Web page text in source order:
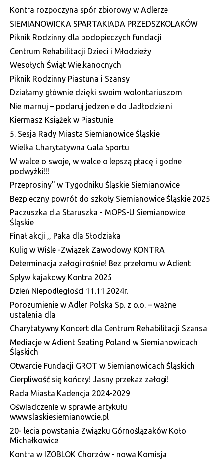
Kontra rozpoczyna spór zbiorowy w Adlerze
SIEMIANOWICKA SPARTAKIADA PRZEDSZKOLAKÓW
Piknik Rodzinny dla podopieczych fundacji
Centrum Rehabilitacji Dzieci i Młodzieży
Wesołych Świąt Wielkanocnych
Piknik Rodzinny Piastuna i Szansy
Działamy głównie dzięki swoim wolontariuszom
Nie marnuj – podaruj jedzenie do Jadłodzielni
Kiermasz Książek w Piastunie
5. Sesja Rady Miasta Siemianowice Śląskie
Wielka Charytatywna Gala Sportu
W walce o swoje, w walce o lepszą płacę i godne
podwyżki!!!
Przeprosiny" w Tygodniku Śląskie Siemianowice
Bezpieczny powrót do szkoły Siemianowice Śląskie 2025
Paczuszka dla Staruszka - MOPS-U Siemianowice
Śląskie
Finał akcji ,, Paka dla Słodziaka
Kulig w Wiśle -Związek Zawodowy KONTRA
Determinacja załogi rośnie! Bez przełomu w Adient
Splyw kajakowy Kontra 2025
Dzień Niepodległości 11.11.2024r.
Porozumienie w Adler Polska Sp. z o.o. – ważne
ustalenia dla
Charytatywny Koncert dla Centrum Rehabilitacji Szansa
Mediacje w Adient Seating Poland w Siemianowicach
Śląskich
Otwarcie Fundacji GROT w Siemianowicach Śląskich
Cierpliwość się kończy! Jasny przekaz załogi!
Rada Miasta Kadencja 2024-2029
Oświadczenie w sprawie artykułu
www.slaskiesiemianowcie.pl
20- lecia powstania Związku Górnoślązaków Koło
Michałkowice
Kontra w IZOBLOK Chorzów - nowa Komisja